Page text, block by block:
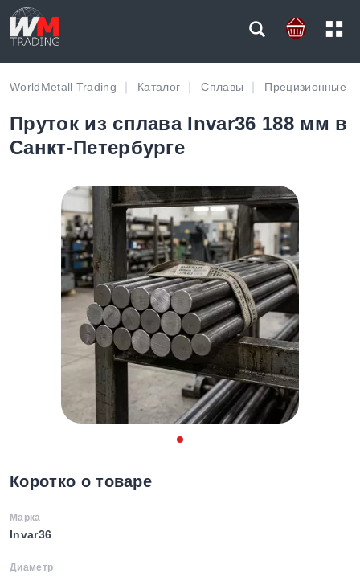
WorldMetall Trading Каталог Сплавы Прецизионные
Пруток из сплава Invar36 188 мм в
Санкт-Петербурге
Коротко о товаре
Марка
Invar36
Диаметр